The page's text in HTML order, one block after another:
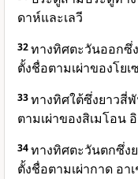
ดาห์และเลวี
32ทางทิศตะวันออกซึ่
ตั้งชื่อตามเผ่าของโย
33ทางทิศใต้ซึ่งยาวสี่
ตามเผ่าของสิเมโอน
34ทางทิศตะวันตกซึ่ง
ตั้งชื่อตามเผ่ากาด อา